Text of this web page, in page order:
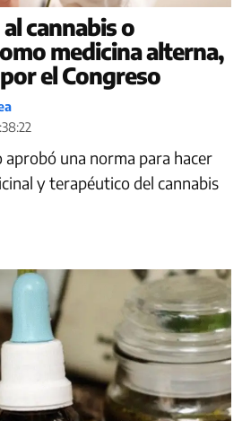
cannabis o
medicina alterna,
el Congreso
aprobó una norma para hacer
y terapéutico del cannabis